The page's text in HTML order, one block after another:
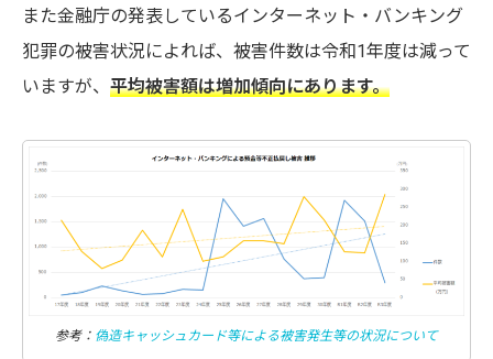
また金融庁の発表しているインターネット・バンキング
犯罪の被害状況によれば、被害件数は令和1年度は減って
いますが、 平均被害額は増加傾向にあります。
参考： 偽造キャッシュカード等による被害発生等の状況について